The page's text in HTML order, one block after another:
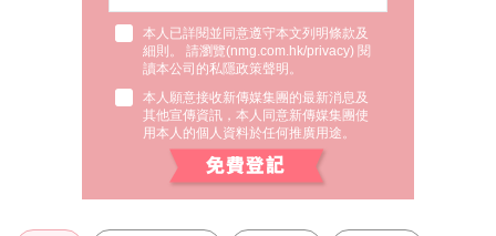
本人已詳閱並同意遵守本文列明條款及
細則。 請瀏覽(nmg.com.hk/privacy) 閱
讀本公司的私隱政策聲明。
本人願意接收新傳媒集團的最新消息及
其他宣傳資訊，本人同意新傳媒集團使
用本人的個人資料於任何推廣用途。